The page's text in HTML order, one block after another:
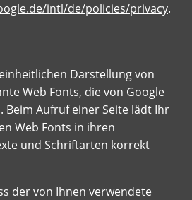
intl/de/policies/privacy.
Darstellung von
Web Fonts, die von Google
Beim Aufruf einer Seite lädt Ihr
Web Fonts in ihren
und Schriftarten korrekt
der von Ihnen verwendete